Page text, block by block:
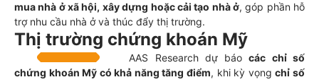
mua nhà ở xã hội, xây dựng hoặc cải tạo nhà ở, góp phần hỗ
trợ nhu cầu nhà ở và thúc đẩy thị trường.
Thị trường chứng khoán Mỹ
AAS Research dự báocác chỉ số
chứng khoán Mỹ có khả năng tăng điểm, khi kỳ vọngchỉ số